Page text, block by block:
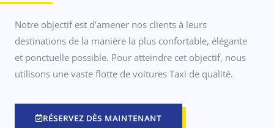
Notre objectif est d’amener nos clients à leurs
destinations de la manière la plus confortable, élégante
et ponctuelle possible. Pour atteindre cet objectif, nous
utilisons une vaste flotte de voitures Taxi de qualité.
RÉSERVEZ DÈS MAINTENANT